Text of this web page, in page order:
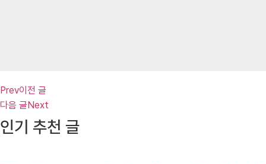
Prev이전 글
다음 글Next
인기 추천 글